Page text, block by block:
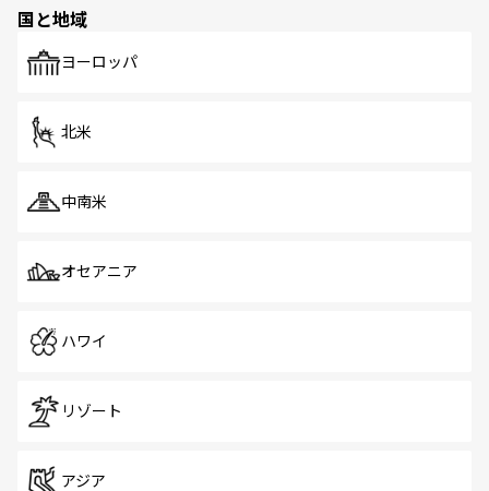
で、ホーカーズは地元の風情を楽しめる外せないスポット
国と地域
ヨーロッパ
北米
中南米
オセアニア
ハワイ
リゾート
アジア